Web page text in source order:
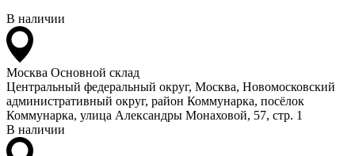
В наличии
Москва Основной склад
Центральный федеральный округ, Москва, Новомосковский
административный округ, район Коммунарка, посёлок
Коммунарка, улица Александры Монаховой, 57, стр. 1
В наличии